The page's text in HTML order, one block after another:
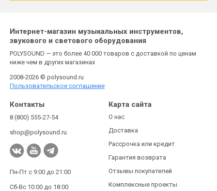
Интернет-магазин музыкальных инструментов,
звукового и светового оборудования
POLYSOUND — это более 40 000 товаров с доставкой по ценам
ниже чем в других магазинах
2008-2026 © polysound.ru
Пользовательское соглашение
Контакты
8 (800) 555-27-54
shop@polysound.ru
Пн-Пт с 9:00 до 21:00
Сб-Вс 10:00 до 18:00
Карта сайта
О нас
Доставка
Рассрочка или кредит
Гарантия возврата
Отзывы покупателей
Комплексные проекты